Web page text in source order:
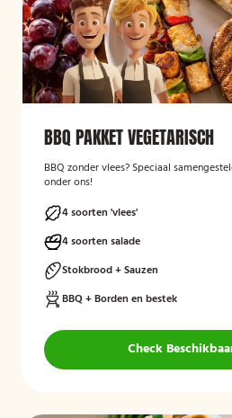
BBQ PAKKET VEGETARISCH
BBQ zonder vlees? Speciaal
onder ons!
4 soorten 'vlees'
4 soorten salade
Stokbrood + Sauzen
BBQ + Borden en bestek
Check